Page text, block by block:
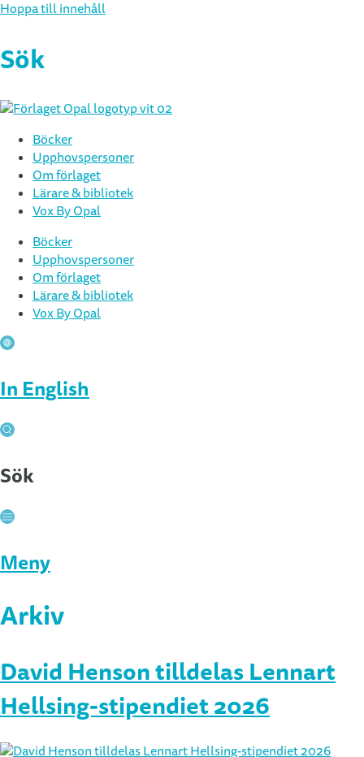
Hoppa till innehåll
Sök
Böcker
Upphovspersoner
Om förlaget
Lärare & bibliotek
Vox By Opal
Böcker
Upphovspersoner
Om förlaget
Lärare & bibliotek
Vox By Opal
In English
Sök
Stäng
Meny
Arkiv
David Henson tilldelas Lennart
Hellsing-stipendiet 2026